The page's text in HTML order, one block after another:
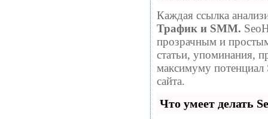
Каждая ссылка
Трафик и SMM.
прозрачным и
статьи, упоминания,
максимуму
сайта.
Что умеет делать